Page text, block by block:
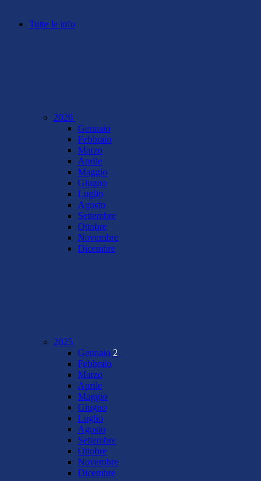
Tutte le info
2026
Gennaio
Febbraio
Marzo
Aprile
Maggio
Giugno
Luglio
Agosto
Settembre
Ottobre
Novembre
Dicembre
2025
Gennaio 2
Febbraio
Marzo
Aprile
Maggio
Giugno
Luglio
Agosto
Settembre
Ottobre
Novembre
Dicembre